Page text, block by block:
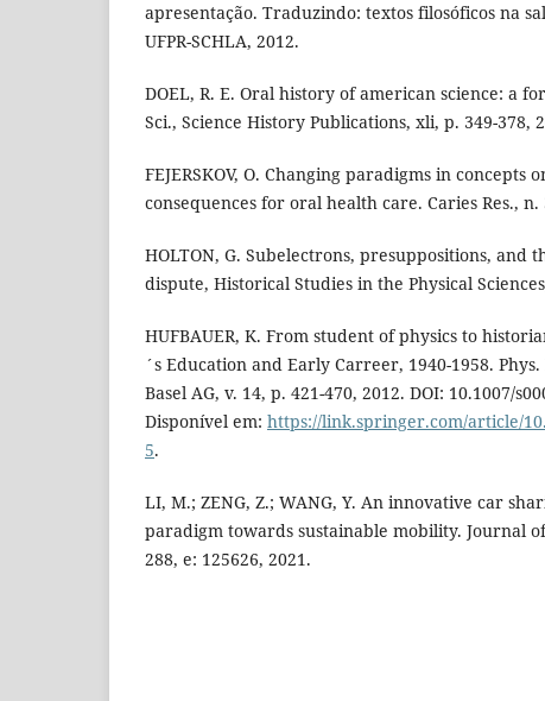
apresentação. Traduzindo: textos filosóficos na
UFPR-SCHLA, 2012.
DOEL, R. E. Oral history of american science: a
Sci., Science History Publications, xli, p. 349-378,
FEJERSKOV, O. Changing paradigms in concepts
consequences for oral health care. Caries Res., n.
HOLTON, G. Subelectrons, presuppositions, and
dispute, Historical Studies in the Physical
HUFBAUER, K. From student of physics to
´s Education and Early Carreer, 1940-1958.
Basel AG, v. 14, p. 421-470, 2012. DOI: 10.1007/
Disponível em: https://link.springer.com/article/
5.
LI, M.; ZENG, Z.; WANG, Y. An innovative car
paradigm towards sustainable mobility. Journal
288, e: 125626, 2021.